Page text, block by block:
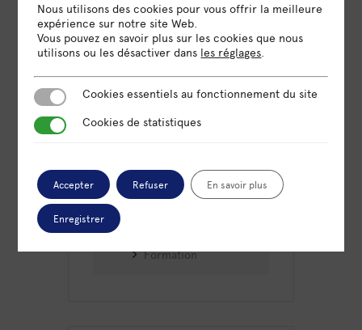
HEURE
14h00 - 16h30
LIEU
Visioconférence
Formation
Nous utilisons des cookies pour vous offrir la meilleure
expérience sur notre site Web.
Vous pouvez en savoir plus sur les cookies que nous
utilisons ou les désactiver dans les réglages.
Cookies essentiels au fonctionnement du site
Cookies essentiels au fonctionnement du site
Cookies de statistiques
Cookies de statistiques
Accepter Refuser En savoir plus
Enregistrer